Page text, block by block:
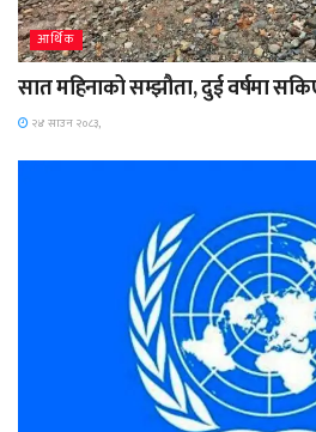
आर्थिक
सात महिनाको सम्झौता, दुई वर्षमा
२४ साउन २०८३,